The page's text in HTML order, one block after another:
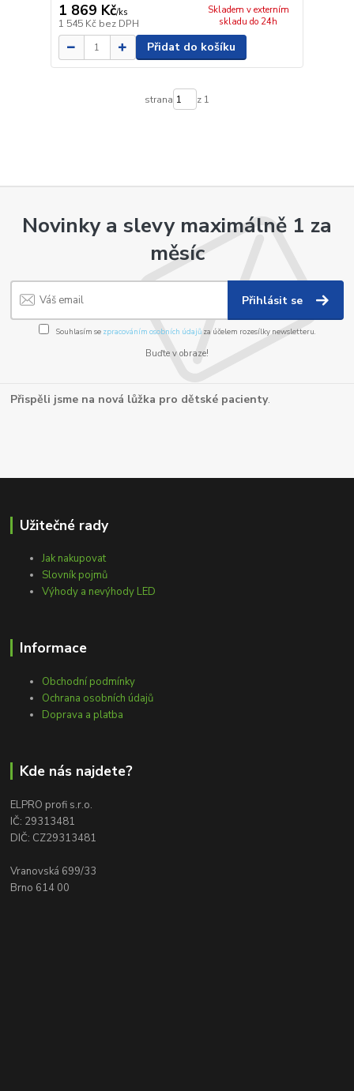
1 869 Kč/ks
1 545 Kč bez DPH
Skladem v externím
skladu do 24h
Přidat do košíku
strana z 1
Novinky a slevy maximálně 1 za
měsíc
Přihlásit se
Souhlasím se zpracováním osobních údajůza účelem rozesílky newsletteru.
Buďte v obraze!
Přispěli jsme na nová lůžka pro dětské pacienty.
Užitečné rady
Jak nakupovat
Slovník pojmů
Výhody a nevýhody LED
Informace
Obchodní podmínky
Ochrana osobních údajů
Doprava a platba
Kde nás najdete?
ELPRO profi s.r.o.
IČ: 29313481
DIČ: CZ29313481
Vranovská 699/33
Brno 614 00